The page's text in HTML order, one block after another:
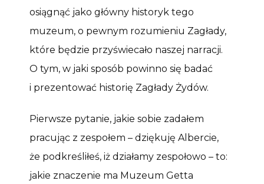
osiągnąć jako główny historyk tego
muzeum, o pewnym rozumieniu Zagłady,
które będzie przyświecało naszej narracji.
O tym, w jaki sposób powinno się badać
i prezentować historię Zagłady Żydów.
Pierwsze pytanie, jakie sobie zadałem
pracując z zespołem – dziękuję Albercie,
że podkreśliłeś, iż działamy zespołowo – to:
jakie znaczenie ma Muzeum Getta